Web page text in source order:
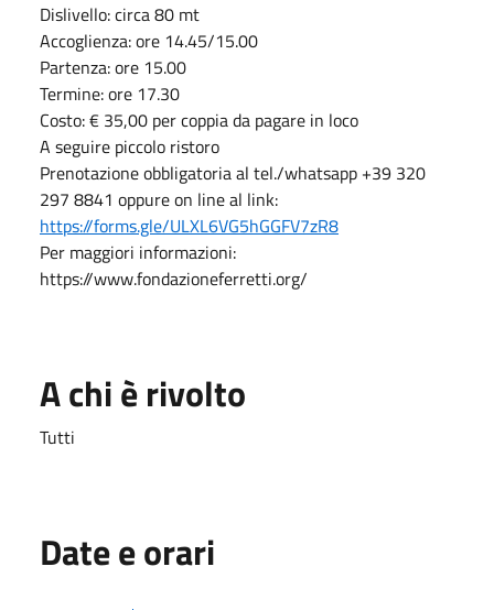
Dislivello: circa 80 mt
Accoglienza: ore 14.45/15.00
Partenza: ore 15.00
Termine: ore 17.30
Costo: € 35,00 per coppia da pagare in loco
A seguire piccolo ristoro
Prenotazione obbligatoria al tel./whatsapp +39 320
297 8841 oppure on line al link:
https://forms.gle/ULXL6VG5hGGFV7zR8
Per maggiori informazioni:
https://www.fondazioneferretti.org/
A chi è rivolto
Tutti
Date e orari